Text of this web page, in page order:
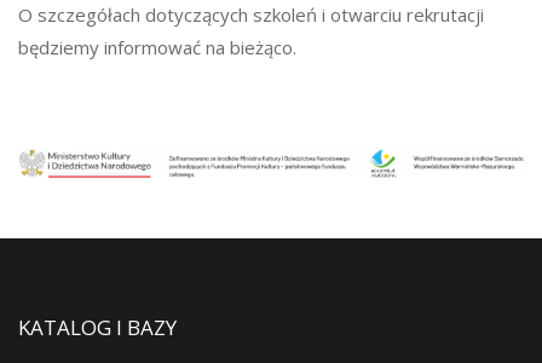
O szczegółach dotyczących szkoleń i otwarciu rekrutacji
będziemy informować na bieżąco.
KATALOG I BAZY